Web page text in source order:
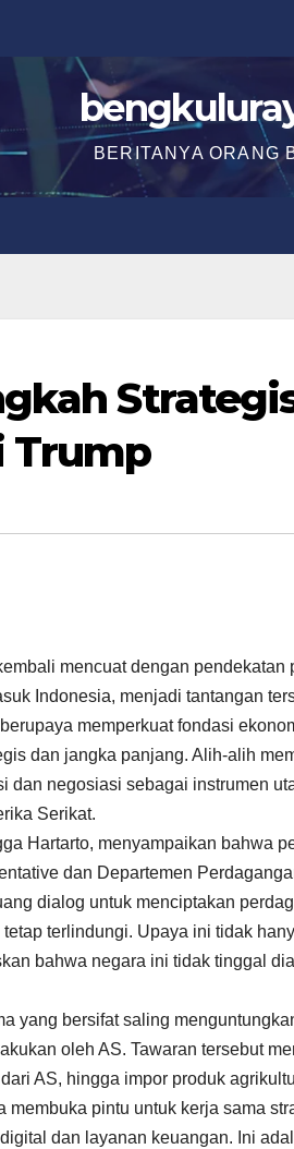
BERITANYA ORANG
Trump
mencuat dengan pendekatan
Indonesia, menjadi tantangan
memperkuat fondasi
dan jangka panjang. Alih-alih
dan negosiasi sebagai instrumen
Serikat.
Hartarto, menyampaikan bahwa
dan Departemen
dialog untuk menciptakan
terlindungi. Upaya ini tidak
bahwa negara ini tidak tinggal
yang bersifat saling
oleh AS. Tawaran tersebut
AS, hingga impor produk
pintu untuk kerja sama
dan layanan keuangan. Ini